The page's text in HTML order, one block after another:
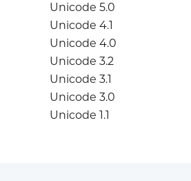
Unicode 5.0
Unicode 4.1
Unicode 4.0
Unicode 3.2
Unicode 3.1
Unicode 3.0
Unicode 1.1